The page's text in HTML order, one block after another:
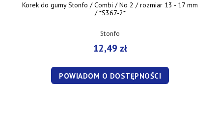
Korek do gumy Stonfo / Combi / No 2 / rozmiar 13 - 17 mm
/ *S367-2*
Stonfo
12,49 zł
POWIADOM O DOSTĘPNOŚCI